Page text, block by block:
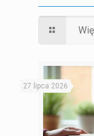
27 lipca 2026